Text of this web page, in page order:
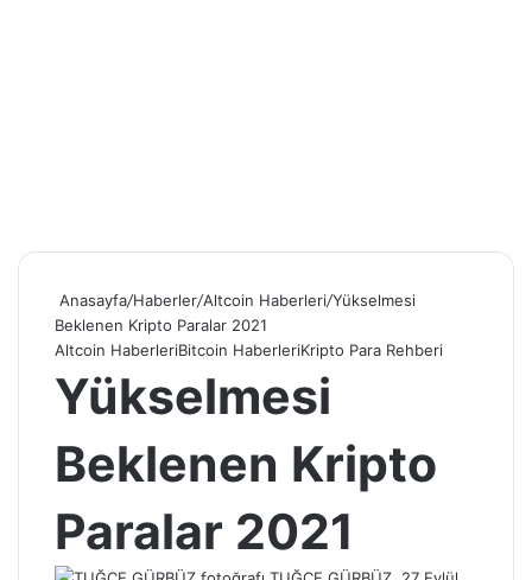
Anasayfa/Haberler/Altcoin Haberleri/Yükselmesi
Beklenen Kripto Paralar 2021
Altcoin HaberleriBitcoin HaberleriKripto Para Rehberi
Yükselmesi
Beklenen Kripto
Paralar 2021